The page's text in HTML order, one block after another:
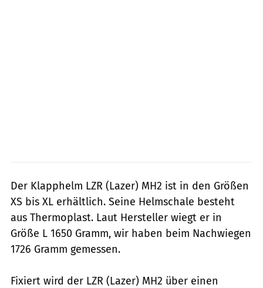
Der Klapphelm LZR (Lazer) MH2 ist in den Größen
XS bis XL erhältlich. Seine Helmschale besteht
aus Thermoplast. Laut Hersteller wiegt er in
Größe L 1650 Gramm, wir haben beim Nachwiegen
1726 Gramm gemessen.
Fixiert wird der LZR (Lazer) MH2 über einen